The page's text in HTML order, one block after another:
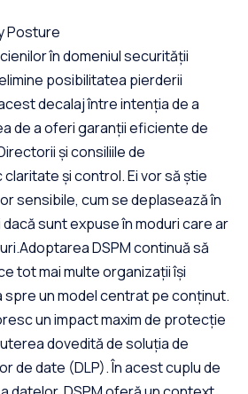
Posture
în domeniul securității
posibilitatea pierderii
decalaj între intenția de a
de a oferi garanții eficiente de
și consiliile de
și control. Ei vor să știe
sensibile, cum se deplasează în
sunt expuse în moduri care ar
DSPM continuă să
tot mai multe organizații își
un model centrat pe conținut.
un impact maxim de protecție
dovedită de soluția de
de date (DLP). În acest cuplu de